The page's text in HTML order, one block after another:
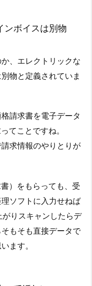
ンボイスは別物
、エレクトリックな
物と定義されていま
請求書を電子データ
てことですね。
求情報のやりとりが
）をもらっても、受
ソフトに入力せねば
りスキャンしたらデ
もそも直接データで
います。